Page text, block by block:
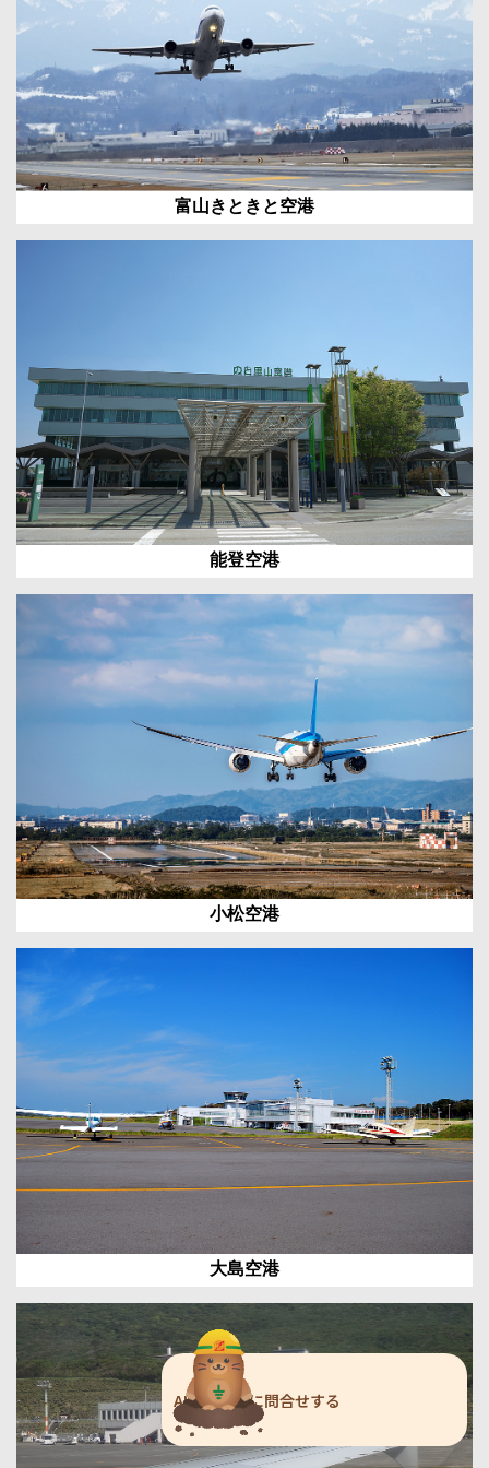
富山きときと空港
能登空港
小松空港
大島空港
AIチャットに問合せする